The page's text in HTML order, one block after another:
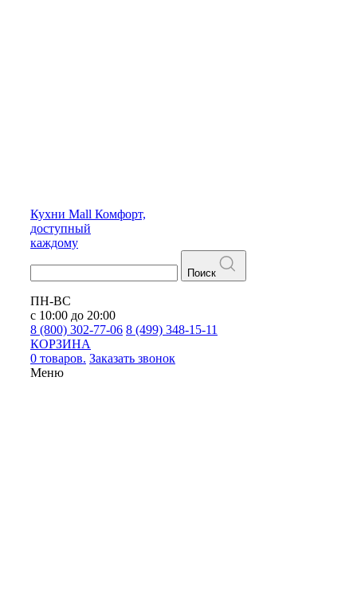
Кухни Mall Комфорт,
доступный
каждому
Поиск
ПН-ВС
с 10:00 до 20:00
8 (800) 302-77-06 8 (499) 348-15-11
КОРЗИНА
0 товаров. Заказать звонок
Меню